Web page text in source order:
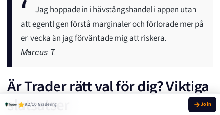
Jag hoppade in i hävstångshandel i appen utan
att egentligen förstå marginaler och förlorade mer på
en vecka än jag förväntade mig att riskera.
Marcus T.
Är Trader rätt val för dig? Viktiga
slutsatser
9.2/10 Gradering